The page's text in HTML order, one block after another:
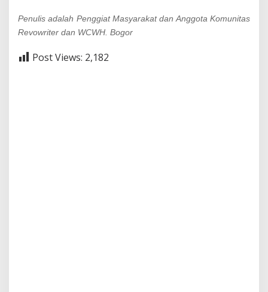
Penulis adalah Penggiat Masyarakat dan Anggota Komunitas
Revowriter dan WCWH. Bogor
Post Views: 2,182